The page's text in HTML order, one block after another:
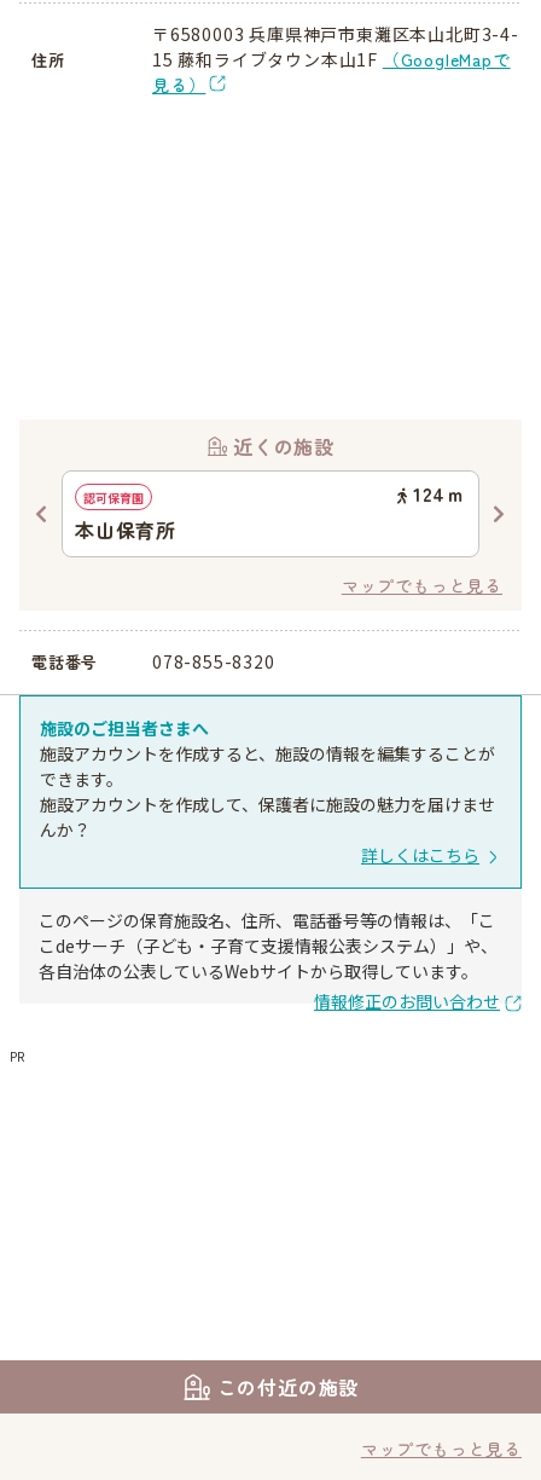
住所
〒6580003 兵庫県神戸市東灘区本山北町3-4-
15 藤和ライブタウン本山1F
（GoogleMapで
見る）
近くの施設
認可保育園 124 ｍ
本山保育所
マップでもっと見る
電話番号 078-855-8320
施設のご担当者さまへ
施設アカウントを作成すると、施設の情報を編集することが
できます。
施設アカウントを作成して、保護者に施設の魅力を届けませ
んか？
詳しくはこちら
このページの保育施設名、住所、電話番号等の情報は、「こ
こdeサーチ（子ども・子育て支援情報公表システム）」や、
各自治体の公表しているWebサイトから取得しています。
情報修正のお問い合わせ
PR
この付近の施設
マップでもっと見る